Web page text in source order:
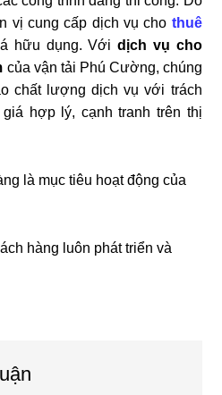
vị cung cấp dịch vụ cho thuê
hữu dụng. Vớidịch vụ cho
của vận tải Phú Cường, chúng
chất lượng dịch vụ với trách
hợp lý, cạnh tranh trên thị
là mục tiêu hoạt động của
hàng luôn phát triển và